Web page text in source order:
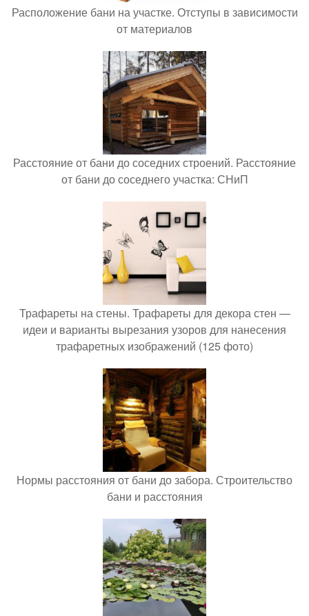
Расположение бани на участке. Отступы в зависимости
от материалов
Расстояние от бани до соседних строений. Расстояние
от бани до соседнего участка: СНиП
Трафареты на стены. Трафареты для декора стен —
идеи и варианты вырезания узоров для нанесения
трафаретных изображений (125 фото)
Нормы расстояния от бани до забора. Строительство
бани и расстояния